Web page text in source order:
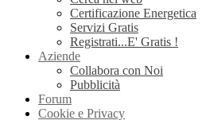
Certificazione Energetica
Servizi Gratis
Registrati...E' Gratis !
Aziende
Collabora con Noi
Pubblicità
Forum
Cookie e Privacy